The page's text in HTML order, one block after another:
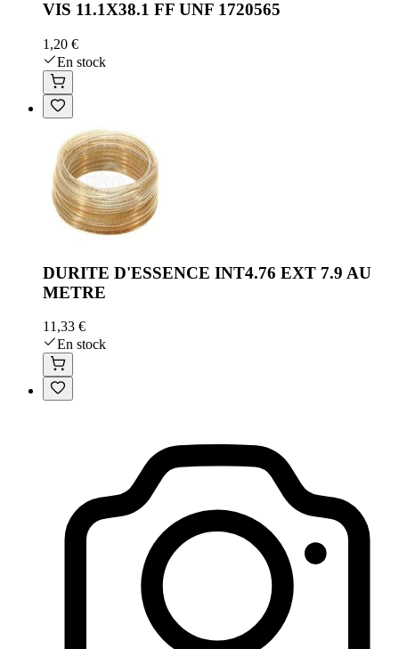
VIS 11.1X38.1 FF UNF 1720565
1,20 €
En stock
DURITE D'ESSENCE INT4.76 EXT 7.9 AU
METRE
11,33 €
En stock